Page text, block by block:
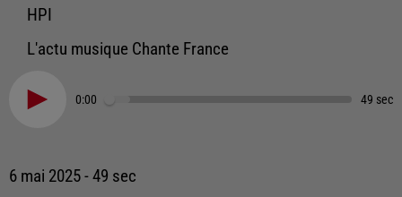
HPI
L'actu musique Chante France
0:00 49 sec
6 mai 2025 - 49 sec